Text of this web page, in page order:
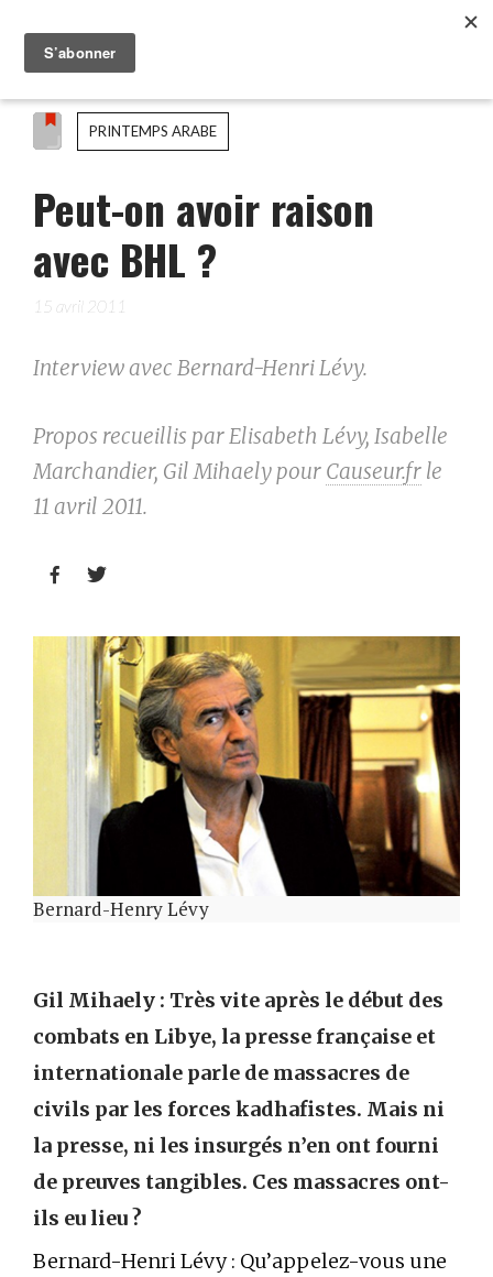
PRINTEMPS ARABE
Peut-on avoir raison
avec BHL ?
15 avril 2011
Interview avec Bernard-Henri Lévy.
Propos recueillis par Elisabeth Lévy, Isabelle
Marchandier, Gil Mihaely pour Causeur.fr le
11 avril 2011.
 
Bernard-Henry Lévy
Gil Mihaely : Très vite après le début des
combats en Libye, la presse française et
internationale parle de massacres de
civils par les forces kadhafistes. Mais ni
la presse, ni les insurgés n’en ont fourni
de preuves tangibles. Ces massacres ont-
ils eu lieu ?
Bernard-Henri Lévy : Qu’appelez-vous une